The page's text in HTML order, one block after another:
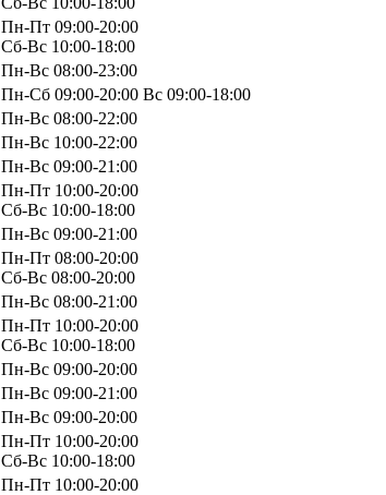
Пн-Пт 09:00-20:00
Сб-Вс 10:00-18:00
Пн-Вс 08:00-23:00
Пн-Сб 09:00-20:00 Вс 09:00-18:00
Пн-Вс 08:00-22:00
Пн-Вс 10:00-22:00
Пн-Вс 09:00-21:00
Пн-Пт 10:00-20:00
Сб-Вс 10:00-18:00
Пн-Вс 09:00-21:00
Пн-Пт 08:00-20:00
Сб-Вс 08:00-20:00
Пн-Вс 08:00-21:00
Пн-Пт 10:00-20:00
Сб-Вс 10:00-18:00
Пн-Вс 09:00-20:00
Пн-Вс 09:00-21:00
Пн-Вс 09:00-20:00
Пн-Пт 10:00-20:00
Сб-Вс 10:00-18:00
Пн-Пт 10:00-20:00